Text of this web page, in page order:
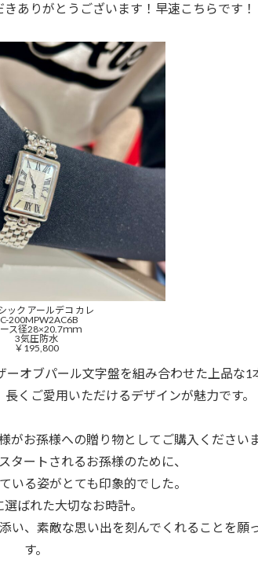
ありがとうございます！早速こちらです！
ック アールデコ カレ
200MPW2AC6B
ス径28×20.7ｍｍ
3気圧防水
￥195,800
オブパール文字盤を組み合わせた上品な1
くご愛用いただけるデザインが魅力です。
がお孫様への贈り物としてご購入ください
タートされるお孫様のために、
いる姿がとても印象的でした。
ばれた大切なお時計。
い、素敵な思い出を刻んでくれることを願
す。